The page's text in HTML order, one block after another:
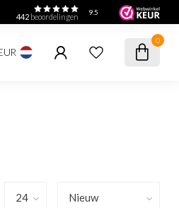
442beoordelingen
9.5
0